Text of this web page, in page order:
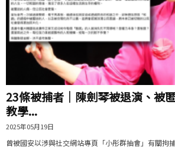
23條被捕者｜陳劍琴被退演、被
教學...
2025年05月19日
曾被國安以涉與社交網站專頁「小彤群抽會」有關拘